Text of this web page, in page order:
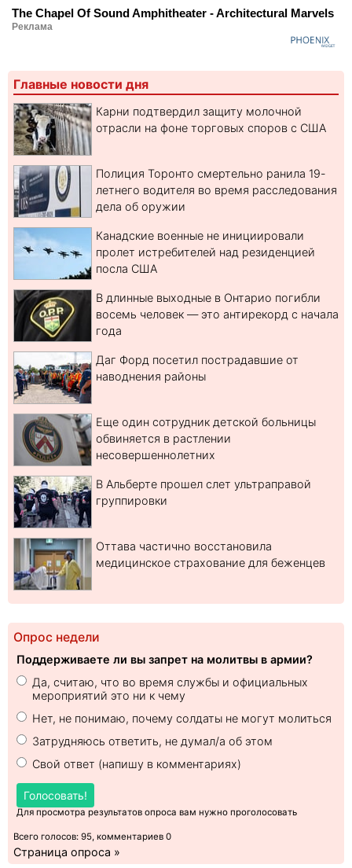
The Chapel Of Sound Amphitheater - Architectural Marvels
Реклама
Главные новости дня
Карни подтвердил защиту молочной
отрасли на фоне торговых споров с США
Полиция Торонто смертельно ранила 19-
летнего водителя во время расследования
дела об оружии
Канадские военные не инициировали
пролет истребителей над резиденцией
посла США
В длинные выходные в Онтарио погибли
восемь человек — это антирекорд с начала
года
Даг Форд посетил пострадавшие от
наводнения районы
Еще один сотрудник детской больницы
обвиняется в растлении
несовершеннолетних
В Альберте прошел слет ультраправой
группировки
Оттава частично восстановила
медицинское страхование для беженцев
Опрос недели
Поддерживаете ли вы запрет на молитвы в армии?
Да, считаю, что во время службы и официальных
мероприятий это ни к чему
Нет, не понимаю, почему солдаты не могут молиться
Затрудняюсь ответить, не думал/а об этом
Свой ответ (напишу в комментариях)
Голосовать!
Для просмотра результатов опроса вам нужно проголосовать
Всего голосов: 95, комментариев 0
Страница опроса »